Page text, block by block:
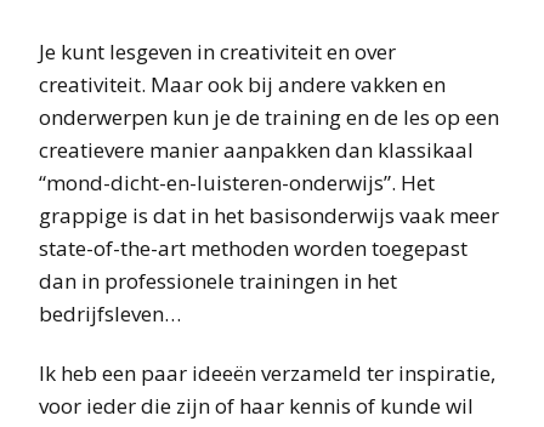
Je kunt lesgeven in creativiteit en over
creativiteit. Maar ook bij andere vakken en
onderwerpen kun je de training en de les op een
creatievere manier aanpakken dan klassikaal
“mond-dicht-en-luisteren-onderwijs”. Het
grappige is dat in het basisonderwijs vaak meer
state-of-the-art methoden worden toegepast
dan in professionele trainingen in het
bedrijfsleven…
Ik heb een paar ideeën verzameld ter inspiratie,
voor ieder die zijn of haar kennis of kunde wil